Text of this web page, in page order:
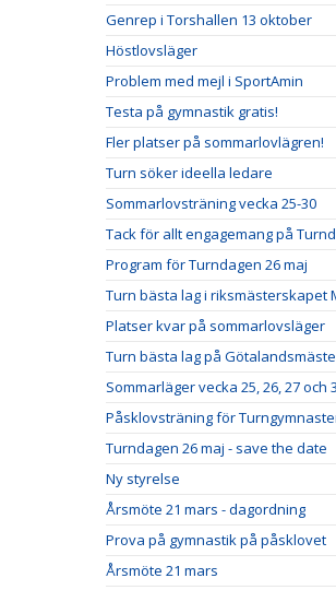
Genrep i Torshallen 13 oktober
Höstlovsläger
Problem med mejl i SportAmin
Testa på gymnastik gratis!
Fler platser på sommarlovlägren!
Turn söker ideella ledare
Sommarlovsträning vecka 25-30
Tack för allt engagemang på
Program för Turndagen 26 maj
Turn bästa lag i riksmästerskapet
Platser kvar på sommarlovsläger
Turn bästa lag på
Sommarläger vecka 25, 26, 27 och
Påsklovsträning för
Turndagen 26 maj - save the date
Ny styrelse
Årsmöte 21 mars - dagordning
Prova på gymnastik på påsklovet
Årsmöte 21 mars